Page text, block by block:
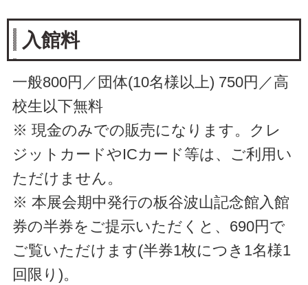
入館料
一般800円／団体(10名様以上) 750円／高
校生以下無料
※ 現金のみでの販売になります。クレ
ジットカードやICカード等は、ご利用い
ただけません。
※ 本展会期中発行の板谷波山記念館入館
券の半券をご提示いただくと、690円で
ご覧いただけます(半券1枚につき1名様1
回限り)。